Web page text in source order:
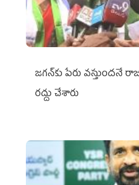
జగన్‌కు పేరు వస్తుందనే
రద్దు చేశారు